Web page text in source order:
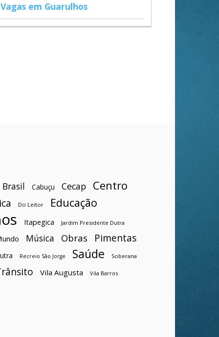
Vagas em Guarulhos
Brasil Cabuçu Cecap Centro
Do Leitor Educação
Itapegica Jardim Presidente Dutra
Música Obras Pimentas
Recreio São Jorge Saúde Soberana
Vila Augusta Vila Barros